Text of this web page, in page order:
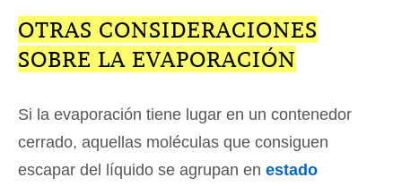
OTRAS CONSIDERACIONES
SOBRE LA EVAPORACIÓN
Si la evaporación tiene lugar en un contenedor
cerrado, aquellas moléculas que consiguen
escapar del líquido se agrupan en estado